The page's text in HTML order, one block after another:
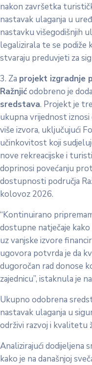
nakon završetka
nastavak ulaganja u
nastavku višegodišnjih
legalizirala te se podiže
stvaraju preduvjeti za
3. Za projekt izgradnje
Ražnjićodobreno je
sredstava. Projekt je
ukupna vrijednost iznosi
više izvora, uključujući
učinkovitost koji
nove rekreacijske i
doprinosi povećanju
dostupnosti područja
kolovoz 2026.
“Kontinuirano
dostupne natječaje
uz vanjske izvore
ugovora potvrda je da
dugoročan rad donose
zajednicu”, istaknula je
Ukupno odobrena
nastavak ulaganja u
održivi razvoj i kvalitetu
Analizirajući dodijeljena
kako je na današnjoj